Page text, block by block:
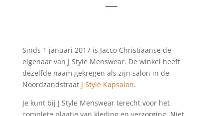
Sinds 1 januari 2017 is JaccoChristiaanse de
eigenaar van J Style Menswear. De winkel heeft
dezelfde naam gekregen als zijn salon in de
Noordzandstraat J Style Kapsalon.
Je kunt bij J Style Menswear terecht voor het